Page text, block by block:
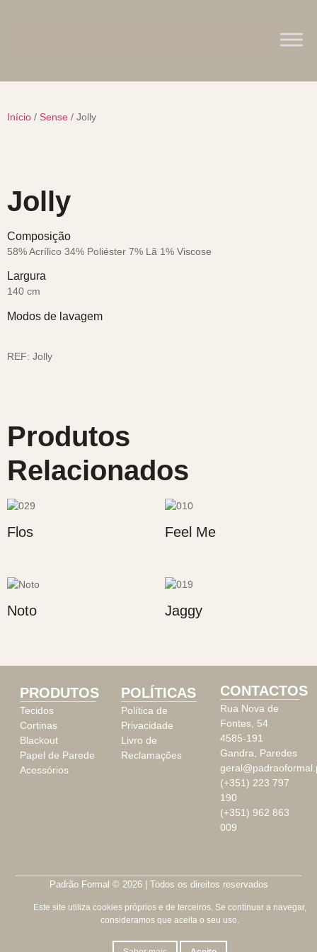
Início / Sense / Jolly
Jolly
Composição
58% Acrílico 34% Poliéster 7% Lã 1% Viscose
Largura
140 cm
Modos de lavagem
REF: Jolly
Produtos
Relacionados
Flos Feel Me
Noto Jaggy
PRODUTOS
Tecidos
Cortinas
Blackout
Papel de Parede
Acessórios
POLÍTICAS
Política de
Privacidade
Livro de
Reclamações
CONTACTOS
Rua Nova de
Fontes, 54
4585-191
Gandra, Paredes
(+351) 223 797
190
(+351) 962 863
009
Padrão Formal © 2026 | Todos os direitos reservados
Este site utiliza cookies próprios e de terceiros. Se continuar a navegar,
consideramos que aceita o seu uso.